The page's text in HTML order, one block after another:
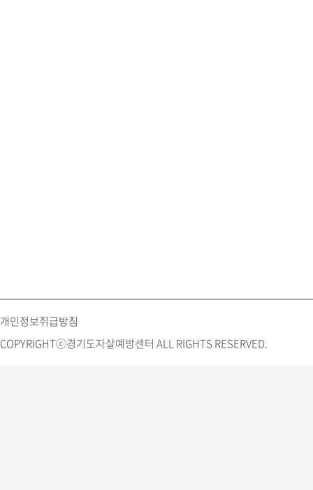
개인정보취급방침
COPYRIGHTⓒ경기도자살예방센터 ALL RIGHTS RESERVED.